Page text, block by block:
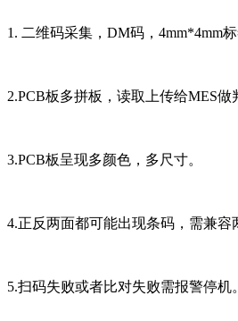
1. 二维码采集，DM码，4mm*4mm标
2.PCB板多拼板，读取上传给MES做判
3.PCB板呈现多颜色，多尺寸。
4.正反两面都可能出现条码，需兼容两面
5.扫码失败或者比对失败需报警停机。